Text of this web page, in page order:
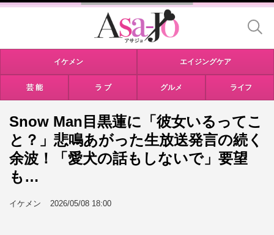
イケメン エイジングケア
芸 能 ラ ブ グルメ ライフ
Snow Man目黒蓮に「彼女いるってこ
と？」悲鳴あがった生放送発言の続く
余波！「愛犬の話もしないで」要望
も…
イケメン 2026/05/08 18:00